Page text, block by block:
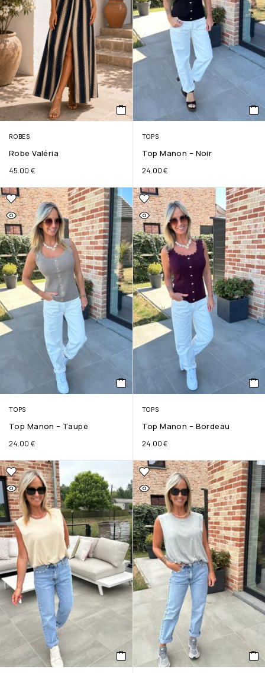
ROBES
Robe Valéria
45.00 €
TOPS
Top Manon – Noir
24.00€
TOPS
Top Manon – Taupe
24.00 €
TOPS
Top Manon – Bordeau
24.00€